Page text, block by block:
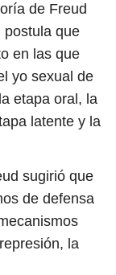
de Freud
postula que
en las que
yo sexual de
etapa oral, la
latente y la
sugirió que
de defensa
la